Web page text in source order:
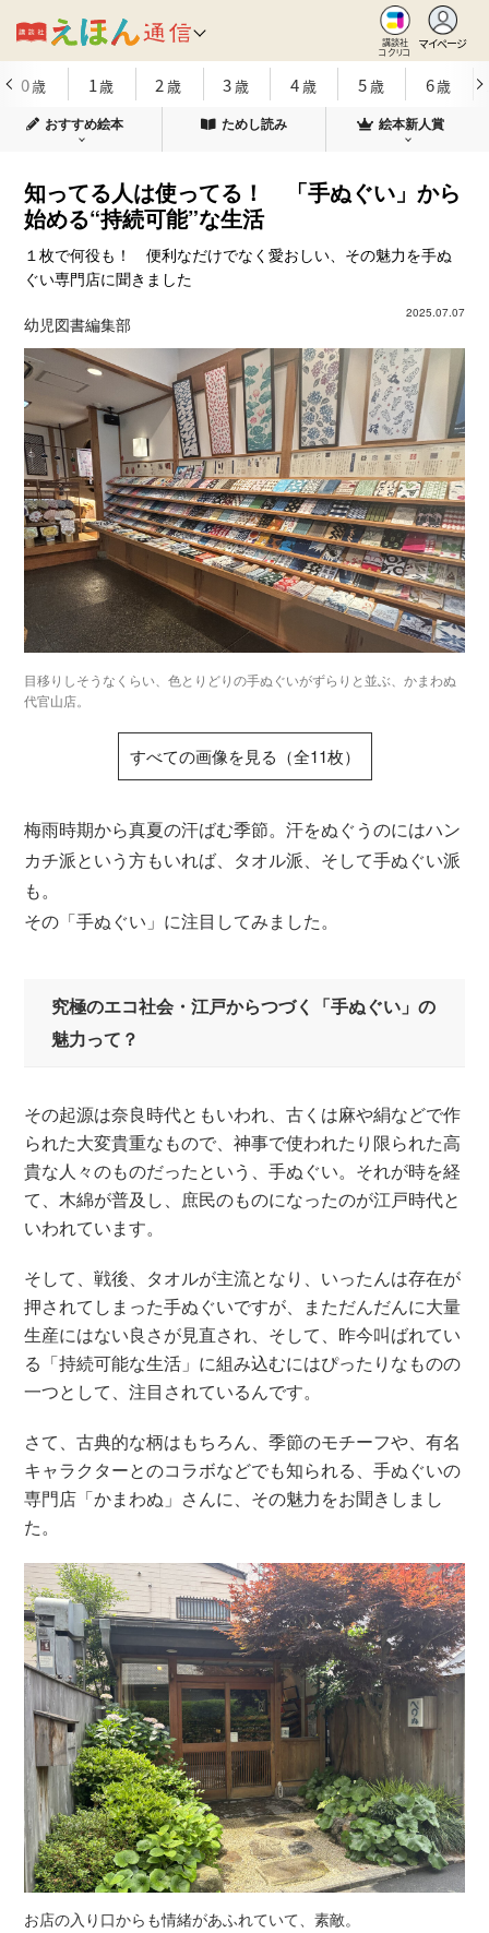
講談社
コクリコ
マイページ
0歳 1歳 2 歳 3歳 4歳 5歳 6歳
おすすめ絵本 ためし読み 絵本新人賞
知ってる人は使ってる！ 「手ぬぐい」から
始める“持続可能”な生活
１枚で何役も！ 便利なだけでなく愛おしい、その魅力を手ぬ
ぐい専門店に聞きました
2025.07.07
幼児図書編集部
目移りしそうなくらい、色とりどりの手ぬぐいがずらりと並ぶ、かまわぬ
代官山店。
すべての画像を見る（全11枚）
梅雨時期から真夏の汗ばむ季節。汗をぬぐうのにはハン
カチ派という方もいれば、タオル派、そして手ぬぐい派
も。
その「手ぬぐい」に注目してみました。
究極のエコ社会・江戸からつづく「手ぬぐい」の
魅力って？
その起源は奈良時代ともいわれ、古くは麻や絹などで作
られた大変貴重なもので、神事で使われたり限られた高
貴な人々のものだったという、手ぬぐい。それが時を経
て、木綿が普及し、庶民のものになったのが江戸時代と
いわれています。
そして、戦後、タオルが主流となり、いったんは存在が
押されてしまった手ぬぐいですが、まただんだんに大量
生産にはない良さが見直され、そして、昨今叫ばれてい
る「持続可能な生活」に組み込むにはぴったりなものの
一つとして、注目されているんです。
さて、古典的な柄はもちろん、季節のモチーフや、有名
キャラクターとのコラボなどでも知られる、手ぬぐいの
専門店「かまわぬ」さんに、その魅力をお聞きしまし
た。
お店の入り口からも情緒があふれていて、素敵。